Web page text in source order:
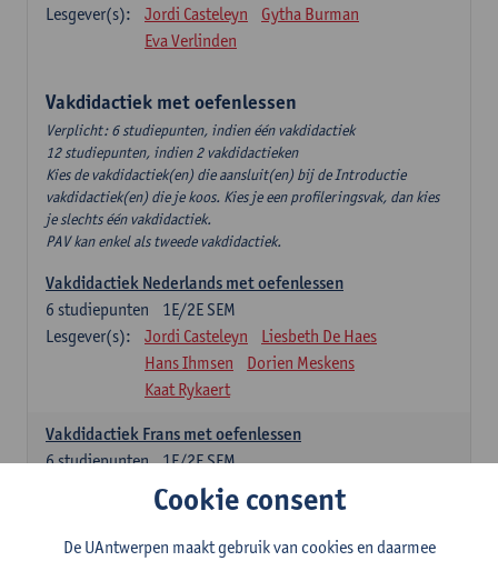
Lesgever(s):
Jordi Casteleyn
Gytha Burman
Eva Verlinden
Vakdidactiek met oefenlessen
Verplicht: 6 studiepunten, indien één vakdidactiek
12 studiepunten, indien 2 vakdidactieken
Kies de vakdidactiek(en) die aansluit(en) bij de Introductie
vakdidactiek(en) die je koos. Kies je een profileringsvak, dan kies
je slechts één vakdidactiek.
PAV kan enkel als tweede vakdidactiek.
Vakdidactiek Nederlands met oefenlessen
1E/2E SEM
6 studiepunten
Lesgever(s):
Jordi Casteleyn
Liesbeth De Haes
Hans Ihmsen
Dorien Meskens
Kaat Rykaert
Vakdidactiek Frans met oefenlessen
1E/2E SEM
6studiepunten
Mathea Simons
Veronik Bogaert
Mark Demyttenaere
Yann Morard
Karen Van De Putte
Cookie consent
De UAntwerpen maakt gebruik van cookies en daarmee